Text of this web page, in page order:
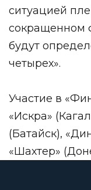
ситуацией
сокращенном
будут
четырех».
Участие в
«Искра»
(Батайск),
«Шахтер»